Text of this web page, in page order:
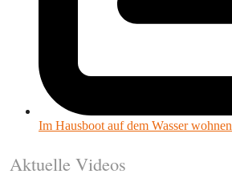
Im Hausboot auf dem Wasser wohnen
Aktuelle Videos